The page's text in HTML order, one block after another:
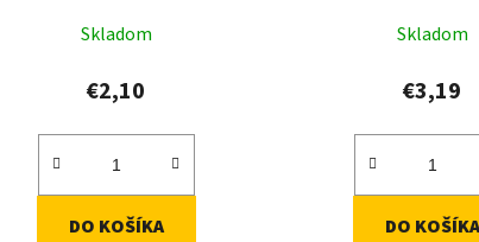
Skladom
€2,10
DO KOŠÍKA
Skladom
€3,19
DO KOŠÍKA